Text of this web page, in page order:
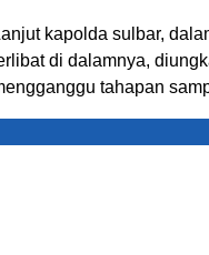
kapolda sulbar,
di dalamnya,
tahapan